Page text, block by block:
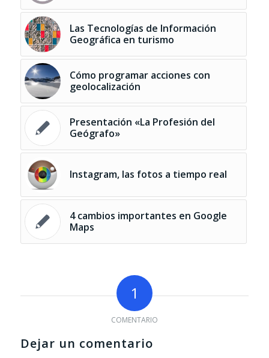
Las Tecnologías de Información
Geográfica en turismo
Cómo programar acciones con
geolocalización
Presentación «La Profesión del
Geógrafo»
Instagram, las fotos a tiempo real
4 cambios importantes en Google
Maps
1
COMENTARIO
Dejar un comentario